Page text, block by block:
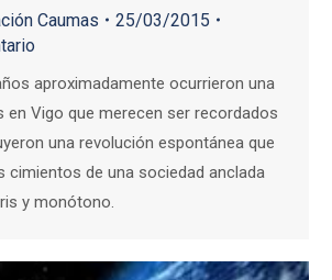
Caumas
25/03/2015
aproximadamente ocurrieron una
en Vigo que merecen ser recordados
una revolución espontánea que
cimientos de una sociedad anclada
y monótono.